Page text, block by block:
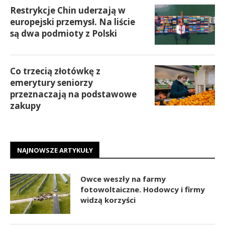
Restrykcje Chin uderzają w
europejski przemysł. Na liście
są dwa podmioty z Polski
Co trzecią złotówkę z
emerytury seniorzy
przeznaczają na podstawowe
zakupy
NAJNOWSZE ARTYKUŁY
Owce weszły na farmy
fotowoltaiczne. Hodowcy i firmy
widzą korzyści